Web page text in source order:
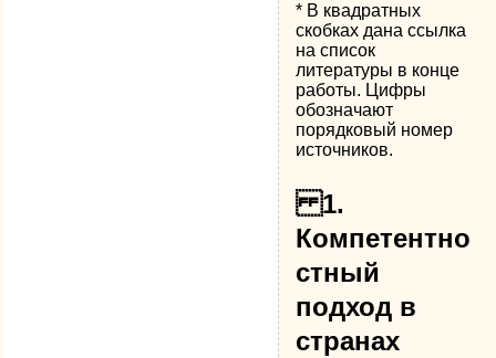
* В квадратных
скобках дана ссылка
на список
литературы в конце
работы. Цифры
обозначают
порядковый номер
источников.
1.
Компетентно
стный
подход в
странах